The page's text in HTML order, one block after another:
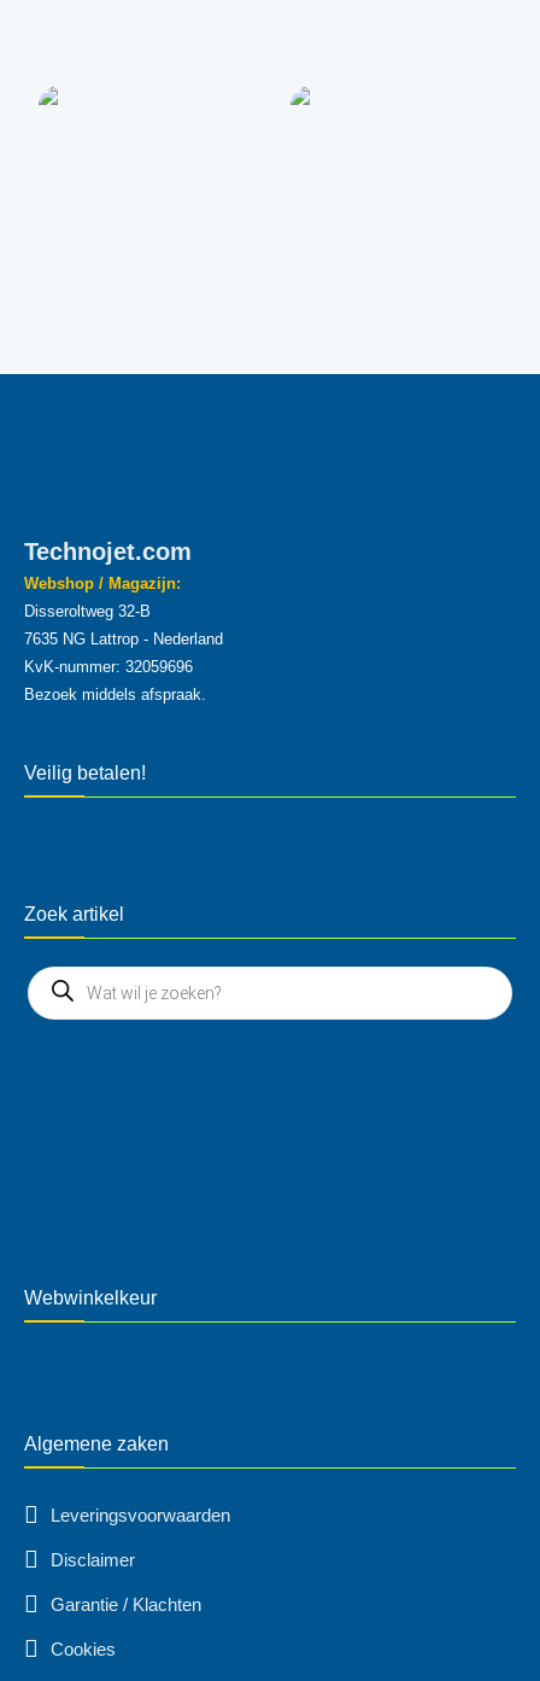
Technojet.com
Webshop / Magazijn:
Disseroltweg 32-B
7635 NG Lattrop - Nederland
KvK-nummer: 32059696
Bezoek middels afspraak.
Veilig betalen!
Zoek artikel
Webwinkelkeur
Algemene zaken
Leveringsvoorwaarden
Disclaimer
Garantie / Klachten
Cookies